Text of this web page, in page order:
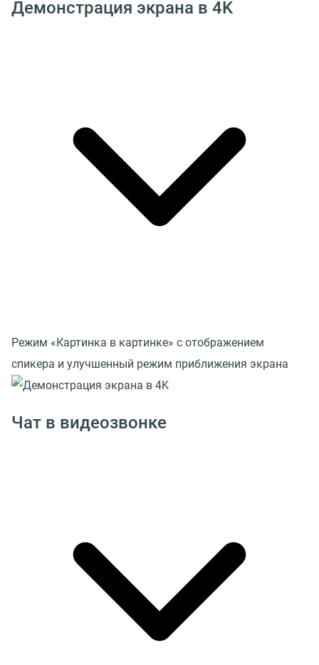
Демонстрация экрана в 4K
Режим «Картинка в картинке» с отображением
спикера и улучшенный режим приближения экрана
Чат в видеозвонке